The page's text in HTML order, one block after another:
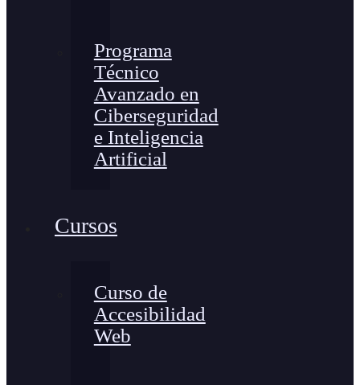
Programa
Técnico
Avanzado en
Ciberseguridad
e Inteligencia
Artificial
Cursos
Curso de
Accesibilidad
Web